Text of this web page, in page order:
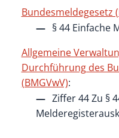
Bundesmeldegesetz
§ 44 Einfache
Allgemeine
Durchführung des
(BMGVwV):
Ziffer 44 Zu §